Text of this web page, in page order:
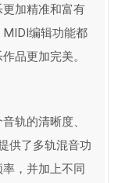
加精准和富有
编辑功能都
品更加完美。
轨的清晰度、
供了多轨混音功
，并加上不同